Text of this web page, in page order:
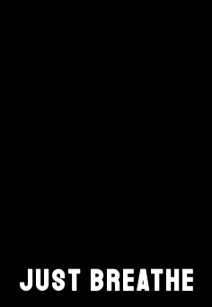
JUST BREATHE